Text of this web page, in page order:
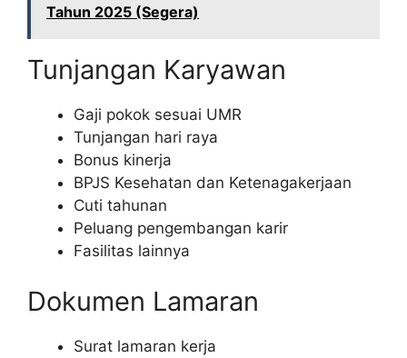
Tahun 2025 (Segera)
Tunjangan Karyawan
Gaji pokok sesuai UMR
Tunjangan hari raya
Bonus kinerja
BPJS Kesehatan dan Ketenagakerjaan
Cuti tahunan
Peluang pengembangan karir
Fasilitas lainnya
Dokumen Lamaran
Surat lamaran kerja